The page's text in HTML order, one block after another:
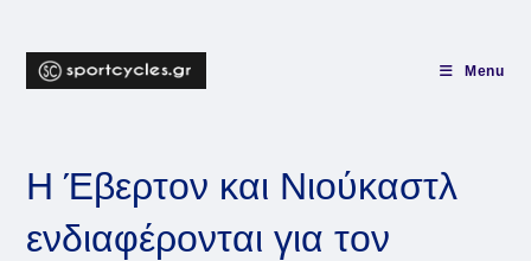
content
Menu
Η Έβερτον και Νιούκαστλ
ενδιαφέρονται για τον